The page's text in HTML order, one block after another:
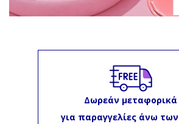
Δωρεάν μεταφορικά
για παραγγελίες άνω των